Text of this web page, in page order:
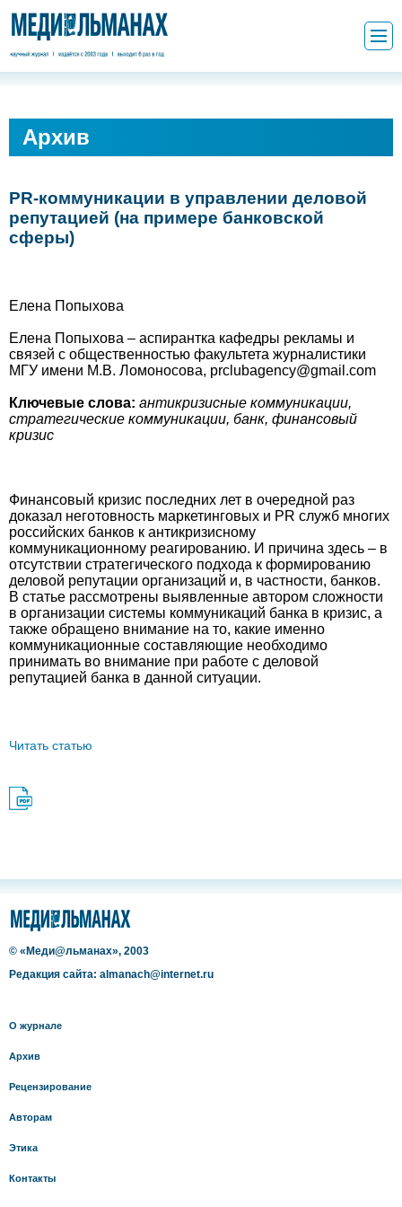
Архив
PR-коммуникации в управлении деловой
репутацией (на примере банковской
сферы)
Елена Попыхова
Елена Попыхова – аспирантка кафедры рекламы и
связей с общественностью факультета журналистики
МГУ имени М.В. Ломоносова, prclubagency@gmail.com
Ключевые слова: антикризисные коммуникации,
стратегические коммуникации, банк, финансовый
кризис
Финансовый кризис последних лет в очередной раз
доказал неготовность маркетинговых и PR служб многих
российских банков к антикризисному
коммуникационному реагированию. И причина здесь – в
отсутствии стратегического подхода к формированию
деловой репутации организаций и, в частности, банков.
В статье рассмотрены выявленные автором сложности
в организации системы коммуникаций банка в кризис, а
также обращено внимание на то, какие именно
коммуникационные составляющие необходимо
принимать во внимание при работе с деловой
репутацией банка в данной ситуации.
Читать статью
© «Меди@льманах», 2003
Редакция сайта: almanach@internet.ru
О журнале
Архив
Рецензирование
Авторам
Этика
Контакты